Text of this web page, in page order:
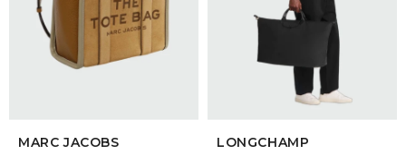
MARC JACOBS
SELECCIONAR TALLE
LONGCHAMP